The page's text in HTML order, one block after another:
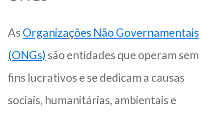
As Organizações Não Governamentais
(ONGs) são entidades que operam sem
fins lucrativos e se dedicam a causas
sociais, humanitárias, ambientais e